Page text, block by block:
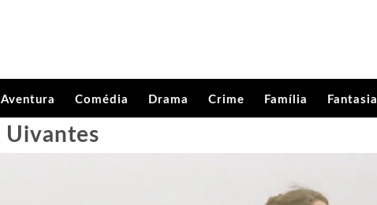
Aventura Comédia Drama Crime Família Fantasia
Uivantes